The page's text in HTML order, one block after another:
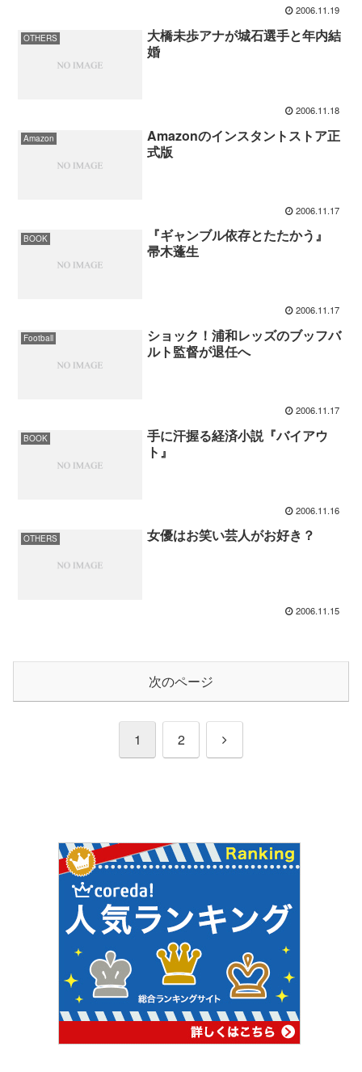
2006.11.19
OTHERS
大橋未歩アナが城石選手と年内結
婚
2006.11.18
Amazon
Amazonのインスタントストア正
式版
2006.11.17
BOOK
『ギャンブル依存とたたかう』
帚木蓬生
2006.11.17
Football
ショック！浦和レッズのブッフバ
ルト監督が退任へ
2006.11.17
BOOK
手に汗握る経済小説『バイアウ
ト』
2006.11.16
OTHERS 女優はお笑い芸人がお好き？
2006.11.15
次のページ
1 2
次